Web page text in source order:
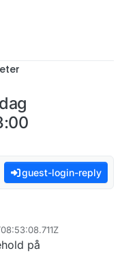
guest-login-reply
på